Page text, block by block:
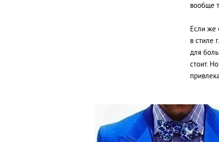
вообще
Если же
в стиле
для
стоит.